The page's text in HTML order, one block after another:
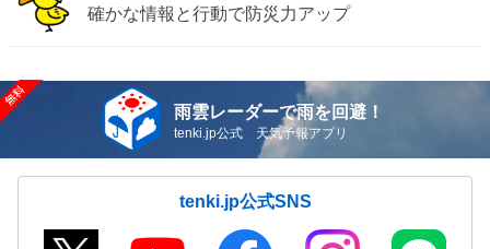
確かな情報と行動で防災力アップ
雨雲レーダーで雨を回避！
tenki.jp公式 天気予報アプリ
tenki.jp公式SNS